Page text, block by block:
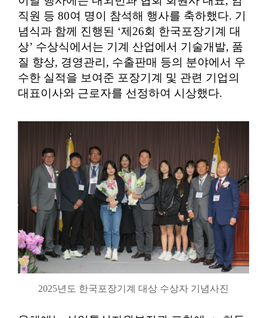
직원 등 80여 명이 참석해 행사를 축하했다. 기
념식과 함께 진행된 ‘제26회 한국포장기계 대
상’ 수상식에서는 기계 산업에서 기술개발, 품
질 향상, 경영관리, 수출판매 등의 분야에서 우
수한 실적을 보여준 포장기계 및 관련 기업의
대표이사와 근로자를 선정하여 시상했다.
2025년도 한국포장기계 대상 수상자 기념사진